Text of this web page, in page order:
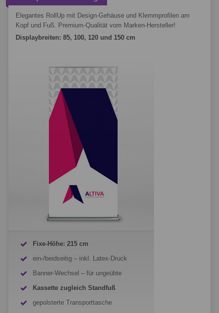
Elegantes RollUp mit Design-Gehäuse und Klemmprofilen am
Kopf und Fuß. Premium-Qualität vom Marken-Hersteller!
Displaybreiten: 85, 100, 120 und 150 cm
Fixe-Höhe: 215 cm
ein-/beidseitig – inkl. Latex-Druck
Banner-Wechsel – für ungeübte
Kassette zugleich Standfuß
gepolsterte Transporttasche